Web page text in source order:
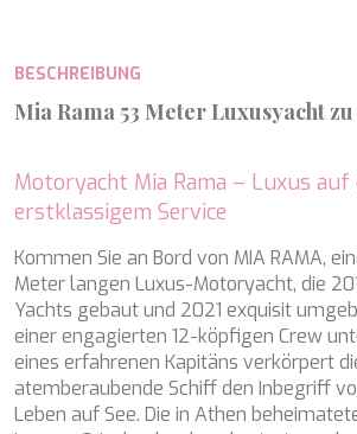
BESCHREIBUNG
Mia Rama 53 Meter Luxusyacht
Motoryacht Mia Rama – Luxus
erstklassigem Service
Kommen Sie an Bord von MIA RAMA,
Meter langen Luxus-Motoryacht, die
Yachts gebaut und 2021 exquisit
einer engagierten 12-köpfigen Crew
eines erfahrenen Kapitäns verkörpert
atemberaubende Schiff den Inbegriff
Leben auf See. Die in Athen
ASLEC 4
ATLANTIC
AURA I
B4
BABY I
BACCARAT
BAGHEERA
BARACUDA VALLETTA
BARRACUDA III
BELLEZZA
BELUGA
BENITA BLUE
BEST OFF